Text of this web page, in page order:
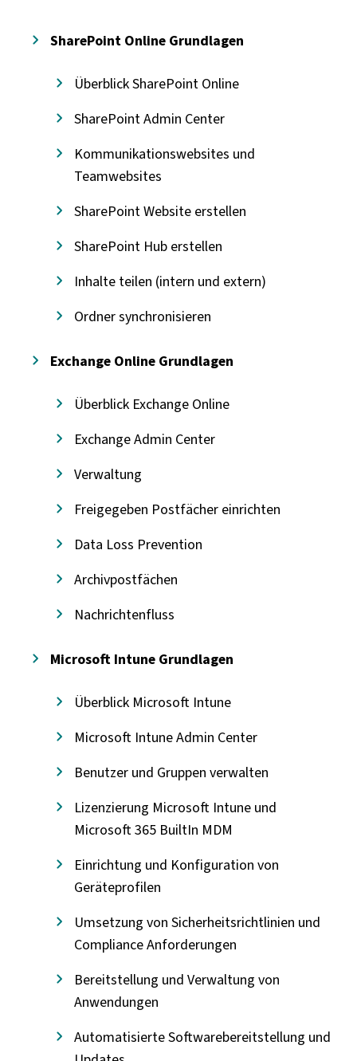
SharePoint Online Grundlagen
Überblick SharePoint Online
SharePoint Admin Center
Kommunikationswebsites und
Teamwebsites
SharePoint Website erstellen
SharePoint Hub erstellen
Inhalte teilen (intern und extern)
Ordner synchronisieren
Exchange Online Grundlagen
Überblick Exchange Online
Exchange Admin Center
Verwaltung
Freigegeben Postfächer einrichten
Data Loss Prevention
Archivpostfächen
Nachrichtenfluss
Microsoft Intune Grundlagen
Überblick Microsoft Intune
Microsoft Intune Admin Center
Benutzer und Gruppen verwalten
Lizenzierung Microsoft Intune und
Microsoft 365 BuiltIn MDM
Einrichtung und Konfiguration von
Geräteprofilen
Umsetzung von Sicherheitsrichtlinien und
Compliance Anforderungen
Bereitstellung und Verwaltung von
Anwendungen
Automatisierte Softwarebereitstellung und